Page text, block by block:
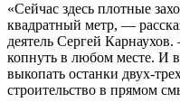
«Сейчас здесь плотные
квадратный метр, —
деятель Сергей
копнуть в любом месте. И
выкопать останки двух-
строительство в прямом